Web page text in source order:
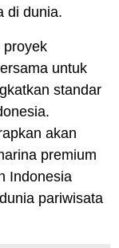
di dunia.
proyek
untuk
standar
akan
premium
Indonesia
pariwisata